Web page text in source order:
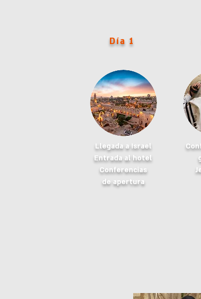
Día 1
Llegada a Israel
Entrada al hotel
Conferencias
de apertura